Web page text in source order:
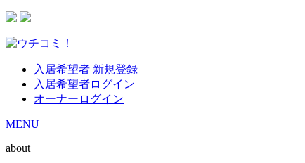
入居希望者 新規登録
入居希望者ログイン
オーナーログイン
MENU
about